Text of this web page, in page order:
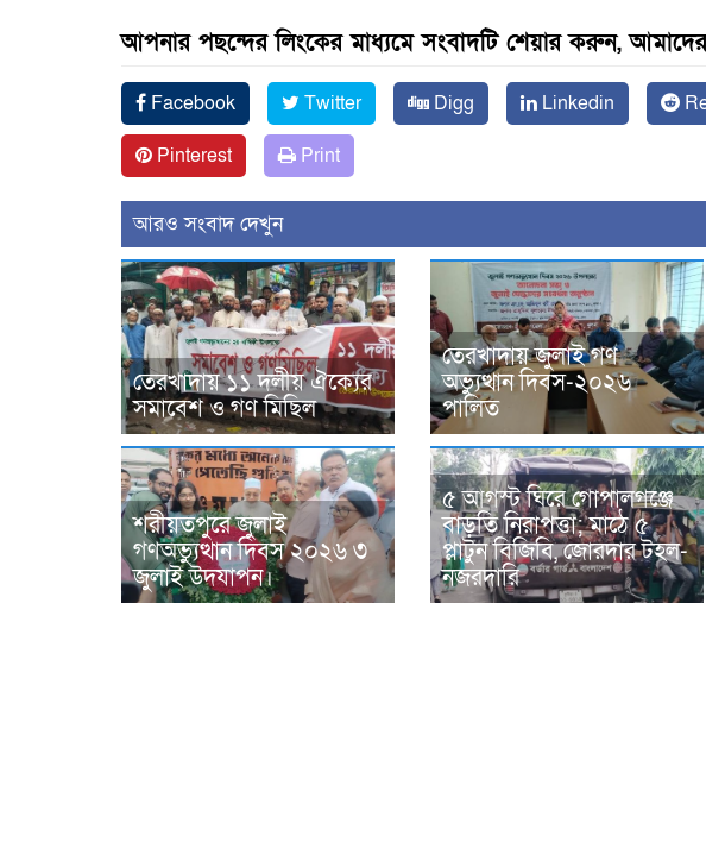
আপনার পছন্দের লিংকের মাধ্যমে সংবাদটি শেয়ার করুন,
Facebook Twitter Digg Linkedin
Pinterest
Print
আরও সংবাদ দেখুন
তেরখাদায় ১১ দলীয় ঐক্যের
সমাবেশ ও গণ মিছিল
তেরখাদায় জুলাই গণ
অভ্যুত্থান দিবস-২০২৬
পালিত
শরীয়তপুরে জুলাই
গণঅভ্যুত্থান দিবস ২০২৬ ৩
জুলাই উদযাপন।
৫ আগস্ট ঘিরে গোপালগঞ্জে
বাড়তি নিরাপত্তা; মাঠে ৫
প্লাটুন বিজিবি, জোরদার টহল-
নজরদারি